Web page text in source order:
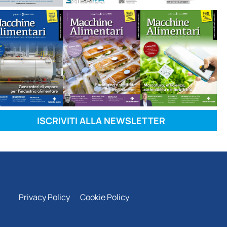
ISCRIVITI ALLA NEWSLETTER
Privacy Policy Cookie Policy